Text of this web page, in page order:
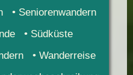
Seniorenwandern
Südküste
Wanderreise